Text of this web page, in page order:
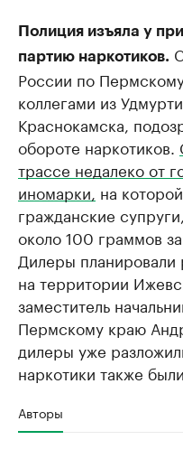
Полиция изъяла у
партию наркотиков.
России по
коллегами из
Краснокамска,
обороте наркотиков.
трассе недалеко от
иномарки, на
гражданские
около 100 граммов
Дилеры планировали
на территории
заместитель
Пермскому краю
дилеры уже
наркотики также
Авторы